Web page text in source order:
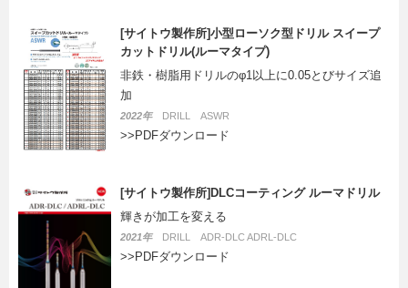
[サイトウ製作所]小型ローソク型ドリル スイープ
カットドリル(ルーマタイプ)
非鉄・樹脂用ドリルのφ1以上に0.05とびサイズ追
加
2022年 DRILL ASWR
>>PDFダウンロード
[サイトウ製作所]DLCコーティング ルーマドリル
輝きが加工を変える
2021年 DRILL ADR-DLC ADRL-DLC
>>PDFダウンロード